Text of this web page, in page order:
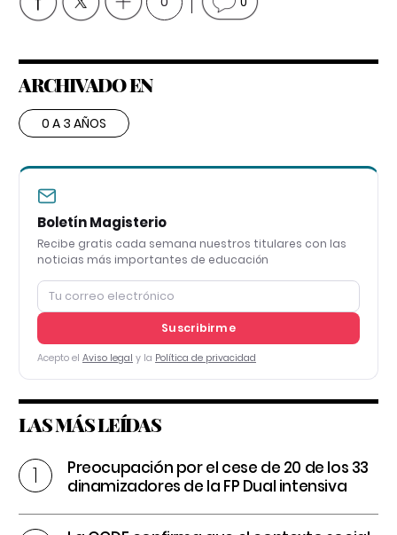
ARCHIVADO EN
0 A 3 AÑOS
Boletín Magisterio
Recibe gratis cada semana nuestros titulares con las
noticias más importantes de educación
Suscribirme
Acepto el Aviso legal y la Política de privacidad
LAS MÁS LEÍDAS
Preocupación por el cese de 20 de los 33
dinamizadores de la FP Dual intensiva